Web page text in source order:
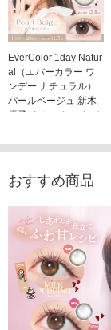
EverColor 1day Natur
al（エバーカラー ワ
ンデー ナチュラル）
パールベージュ 新木
優子イメージモデルカ
2,598円(税込)
おすすめ商品